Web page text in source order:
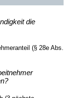
die
(§ 28e Abs.